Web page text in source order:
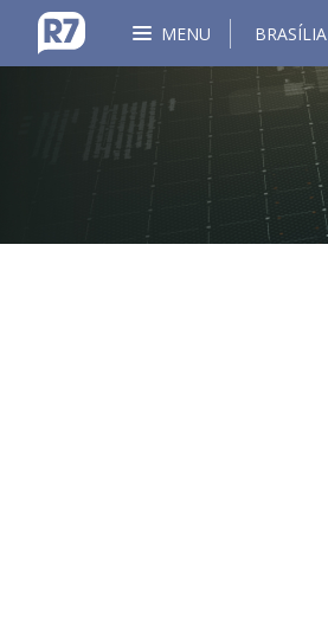
MENU BRASÍLIA